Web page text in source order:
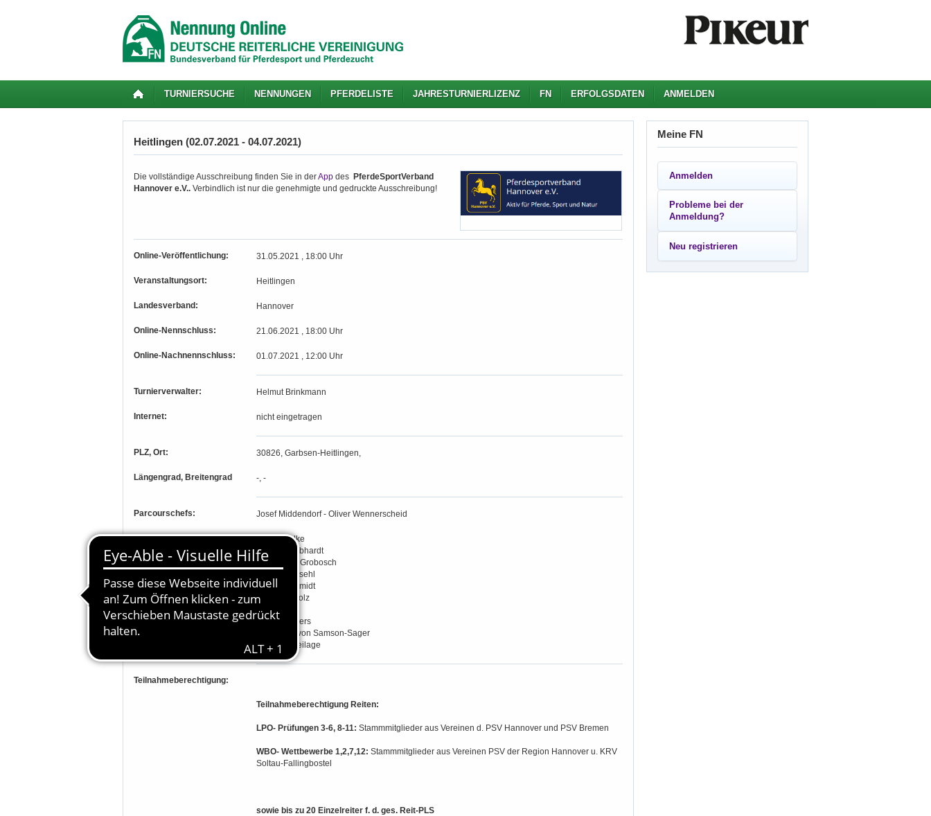
TURNIERSUCHE NENNUNGEN PFERDELISTE JAHRESTURNIERLIZENZ FN ERFOLGSDATEN ANMELDEN
Heitlingen (02.07.2021 - 04.07.2021)
Die vollständige Ausschreibung finden Sie in derApp des PferdeSportVerband
Hannover e.V.. Verbindlich ist nur die genehmigte und gedruckte Ausschreibung!
Online-Veröffentlichung: 31.05.2021 , 18:00 Uhr
Veranstaltungsort: Heitlingen
Landesverband: Hannover
Online-Nennschluss: 21.06.2021 , 18:00 Uhr
Online-Nachnennschluss: 01.07.2021 , 12:00 Uhr
Turnierverwalter: Helmut Brinkmann
Internet: nicht eingetragen
PLZ, Ort: 30826, Garbsen-Heitlingen,
Längengrad, Breitengrad -, -
Parcourschefs: Josef Middendorf - Oliver Wennerscheid
Richter:
Karl Engelke
Michael Gebhardt
Jacqueline Grobosch
Jutta Riebesehl
August Schmidt
Evelyn Scholz
Rolf Schulz
Nicole Sievers
Alexandra von Samson-Sager
Manfred Weilage
Teilnahmeberechtigung:
Teilnahmeberechtigung Reiten:
LPO- Prüfungen 3-6, 8-11: Stammmitglieder aus Vereinen d. PSV Hannover und PSV Bremen
WBO- Wettbewerbe 1,2,7,12: Stammmitglieder aus Vereinen PSV der Region Hannover u. KRV
Soltau-Fallingbostel
sowie bis zu 20 Einzelreiter f. d. ges. Reit-PLS
Meine FN
Anmelden
Probleme bei der
Anmeldung?
Neu registrieren